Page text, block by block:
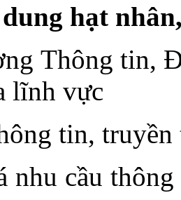
hạt
Thông tin,
lĩnh vực
tin,
nhu cầu